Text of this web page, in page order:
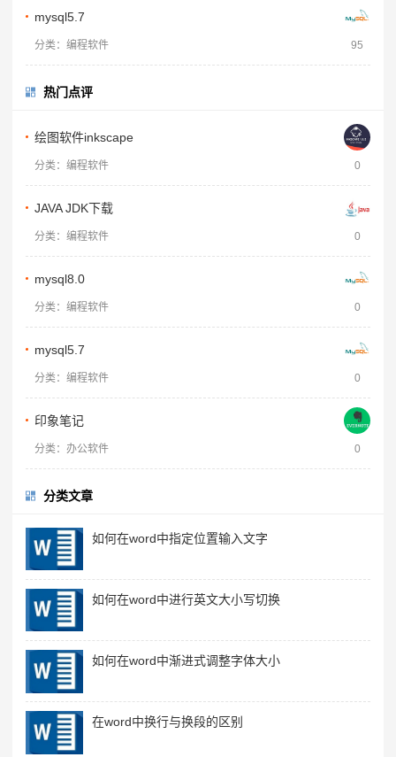
mysql5.7
分类：编程软件 95
热门点评
绘图软件inkscape
分类：编程软件 0
JAVA JDK下载
分类：编程软件 0
mysql8.0
分类：编程软件 0
mysql5.7
分类：编程软件 0
印象笔记
分类：办公软件 0
分类文章
如何在word中指定位置输入文字
如何在word中进行英文大小写切换
如何在word中渐进式调整字体大小
在word中换行与换段的区别